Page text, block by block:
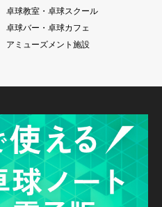
卓球教室・卓球スクール
卓球バー・卓球カフェ
アミューズメント施設